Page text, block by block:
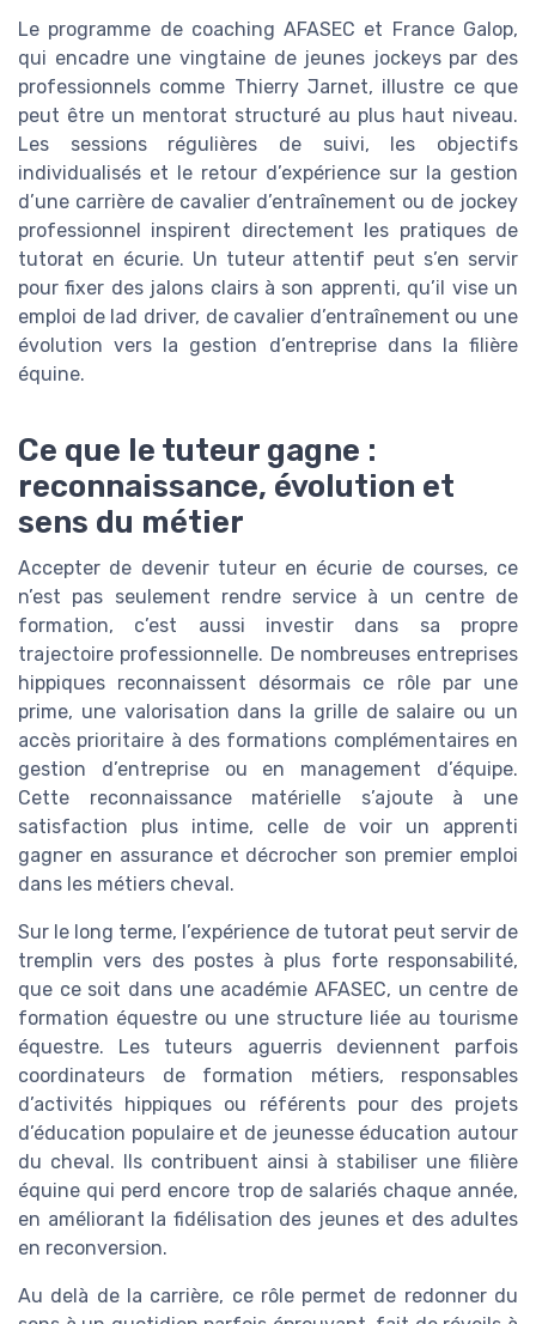
Le programme de coaching AFASEC et France Galop,
qui encadre une vingtaine de jeunes jockeys par des
professionnels comme Thierry Jarnet, illustre ce que
peut être un mentorat structuré au plus haut niveau.
Les sessions régulières de suivi, les objectifs
individualisés et le retour d’expérience sur la gestion
d’une carrière de cavalier d’entraînement ou de jockey
professionnel inspirent directement les pratiques de
tutorat en écurie. Un tuteur attentif peut s’en servir
pour fixer des jalons clairs à son apprenti, qu’il vise un
emploi de lad driver, de cavalier d’entraînement ou une
évolution vers la gestion d’entreprise dans la filière
équine.
Ce que le tuteur gagne :
reconnaissance, évolution et
sens du métier
Accepter de devenir tuteur en écurie de courses, ce
n’est pas seulement rendre service à un centre de
formation, c’est aussi investir dans sa propre
trajectoire professionnelle. De nombreuses entreprises
hippiques reconnaissent désormais ce rôle par une
prime, une valorisation dans la grille de salaire ou un
accès prioritaire à des formations complémentaires en
gestion d’entreprise ou en management d’équipe.
Cette reconnaissance matérielle s’ajoute à une
satisfaction plus intime, celle de voir un apprenti
gagner en assurance et décrocher son premier emploi
dans les métiers cheval.
Sur le long terme, l’expérience de tutorat peut servir de
tremplin vers des postes à plus forte responsabilité,
que ce soit dans une académie AFASEC, un centre de
formation équestre ou une structure liée au tourisme
équestre. Les tuteurs aguerris deviennent parfois
coordinateurs de formation métiers, responsables
d’activités hippiques ou référents pour des projets
d’éducation populaire et de jeunesse éducation autour
du cheval. Ils contribuent ainsi à stabiliser une filière
équine qui perd encore trop de salariés chaque année,
en améliorant la fidélisation des jeunes et des adultes
en reconversion.
Au delà de la carrière, ce rôle permet de redonner du